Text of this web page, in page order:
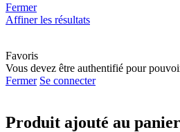
Fermer
Affiner les résultats
Favoris
Vous devez être authentifié pour
Fermer Se connecter
Produit ajouté au panier